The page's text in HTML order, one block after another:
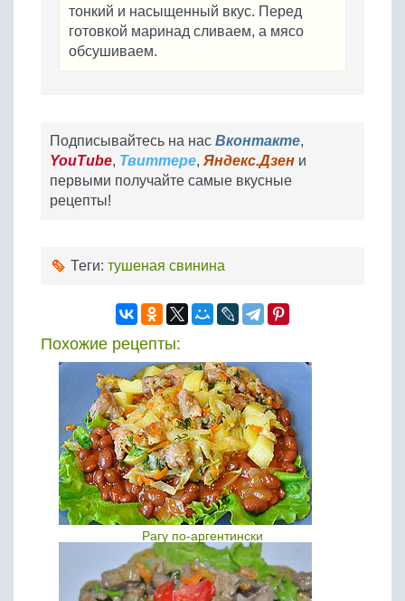
тонкий и насыщенный вкус. Перед
готовкой маринад сливаем, а мясо
обсушиваем.
Подписывайтесь на нас Вконтакте,
YouTube, Твиттере, Яндекс.Дзен и
первыми получайте самые вкусные
рецепты!
Теги: тушеная свинина
Похожие рецепты:
Рагу по-аргентински